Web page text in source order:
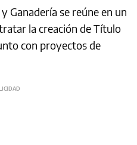
Ganadería se reúne en un
la creación de Título
con proyectos de